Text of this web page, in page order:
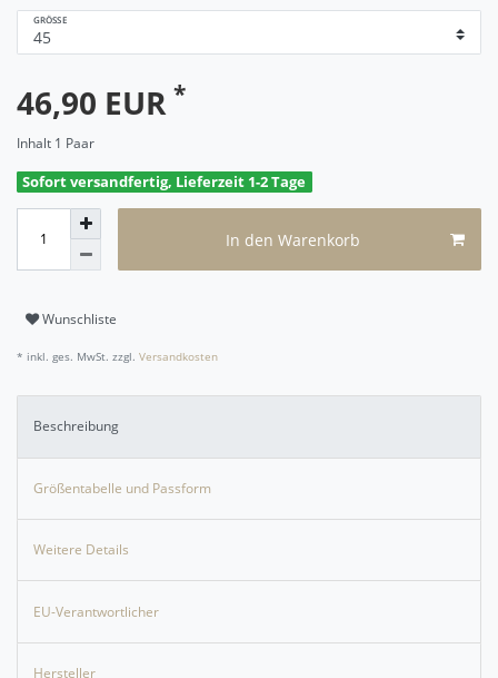
GRÖSSE
46,90 EUR *
Inhalt 1 Paar
Sofort versandfertig, Lieferzeit 1-2 Tage
In den Warenkorb
Wunschliste
* inkl. ges. MwSt. zzgl. Versandkosten
Beschreibung
Größentabelle und Passform
Weitere Details
EU-Verantwortlicher
Hersteller